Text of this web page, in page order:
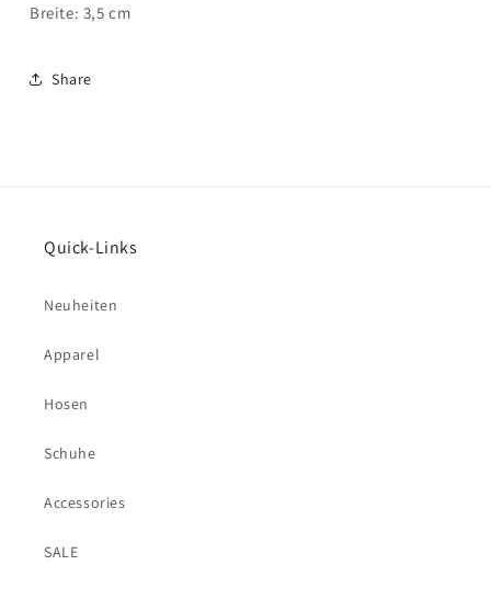
Breite: 3,5 cm
Share
Quick-Links
Neuheiten
Apparel
Hosen
Schuhe
Accessories
SALE